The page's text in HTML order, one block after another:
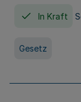
In Kraft
Gesetz